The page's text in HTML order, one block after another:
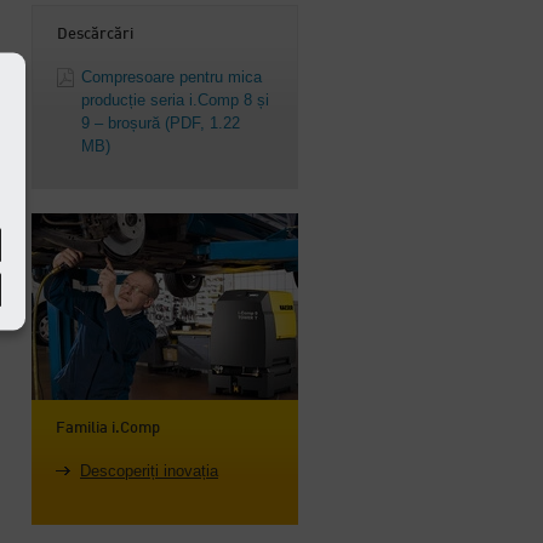
Descărcări
Compresoare pentru mica
producție seria i.Comp 8 și
9 – broșură (PDF, 1.22
MB)
Familia i.Comp
Descoperiți inovația